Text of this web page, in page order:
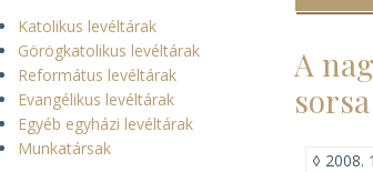
Katolikus levéltárak
Görögkatolikus levéltárak
Református levéltárak
Evangélikus levéltárak
Egyéb egyházi levéltárak
Munkatársak
A
◊ 2008.